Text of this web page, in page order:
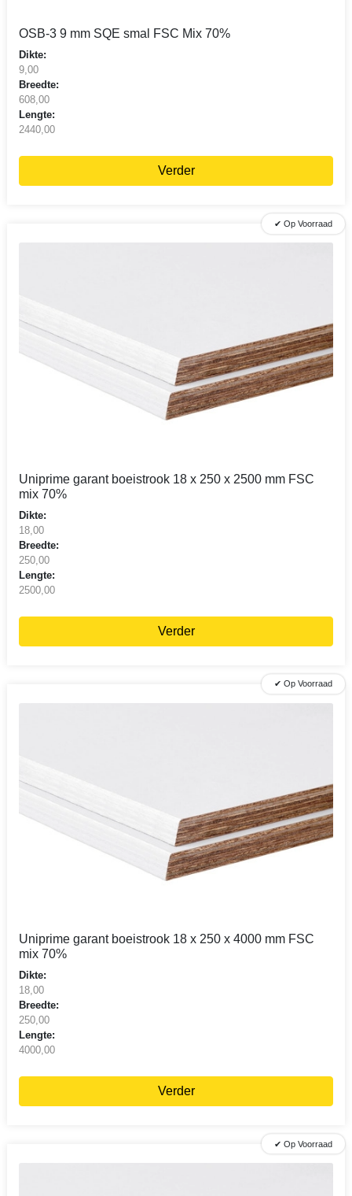
OSB-3 9 mm SQE smal FSC Mix 70%
Dikte:
9,00
Breedte:
608,00
Lengte:
2440,00
Verder
✔ Op Voorraad
Uniprime garant boeistrook 18 x 250 x 2500 mm FSC
mix 70%
Dikte:
18,00
Breedte:
250,00
Lengte:
2500,00
Verder
✔ Op Voorraad
Uniprime garant boeistrook 18 x 250 x 4000 mm FSC
mix 70%
Dikte:
18,00
Breedte:
250,00
Lengte:
4000,00
Verder
✔ Op Voorraad